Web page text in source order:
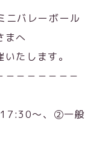
バレーボール
まへ
たします。
－－－－－－－
～、②一般